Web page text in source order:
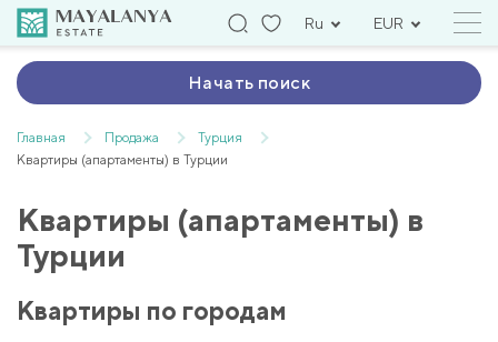
Ru EUR
Начать поиск
Главная Продажа
Турция
Квартиры (апартаменты) в Турции
Квартиры (апартаменты) в
Турции
Квартиры по городам